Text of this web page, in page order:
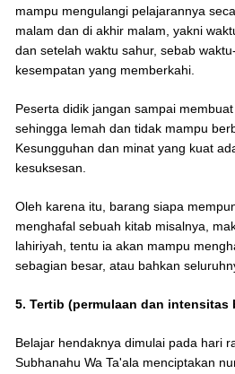
mampu mengulangi pelajarannya
malam dan di akhir malam, yakni
dan setelah waktu sahur, sebab
kesempatan yang memberkahi.
Peserta didik jangan sampai
sehingga lemah dan tidak mampu
Kesungguhan dan minat yang kuat
kesuksesan.
Oleh karena itu, barang siapa
menghafal sebuah kitab misalnya,
lahiriyah, tentu ia akan mampu
sebagian besar, atau bahkan
5. Tertib (permulaan dan intensitas
Belajar hendaknya dimulai pada hari
Subhanahu Wa Ta'ala menciptakan